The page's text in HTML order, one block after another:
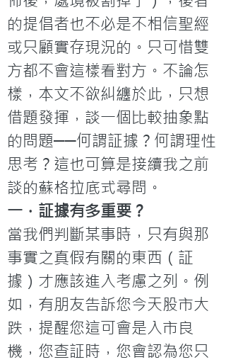
的提倡者也不必是不相信聖經
或只顧實存現況的。只可惜雙
方都不會這樣看對方。不論怎
樣，本文不欲糾纏於此，只想
借題發揮，談一個比較抽象點
的問題──何謂証據？何謂理性
思考？這也可算是接續我之前
談的蘇格拉底式尋問。
一．証據有多重要？
當我們判斷某事時，只有與那
事實之真假有關的東西（証
據）才應該進入考慮之列。例
如，有朋友告訴您今天股市大
跌，提醒您這可會是入市良
機，您查証時，您會認為您只